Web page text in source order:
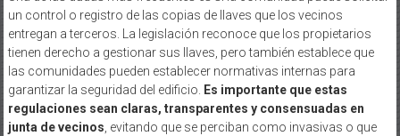
un control o registro de las copias de llaves que los vecinos
entregan a terceros. La legislación reconoce que los propietarios
tienen derecho a gestionar sus llaves, pero también establece que
las comunidades pueden establecer normativas internas para
garantizar la seguridad del edificio. Es importante que estas
regulaciones sean claras, transparentes y consensuadas en
junta de vecinos, evitando que se perciban como invasivas o que